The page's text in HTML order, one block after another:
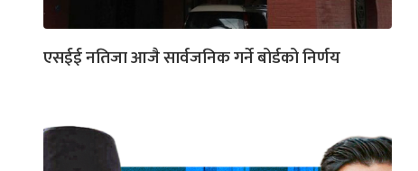
एसईई नतिजा आजै सार्वजनिक गर्ने बोर्डको निर्णय